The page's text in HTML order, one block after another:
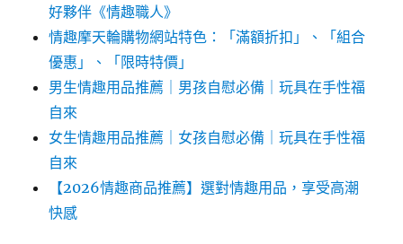
好夥伴《情趣職人》
情趣摩天輪購物網站特色：「滿額折扣」、「組合
優惠」、「限時特價」
男生情趣用品推薦｜男孩自慰必備｜玩具在手性福
自來
女生情趣用品推薦｜女孩自慰必備｜玩具在手性福
自來
【2026情趣商品推薦】選對情趣用品，享受高潮
快感